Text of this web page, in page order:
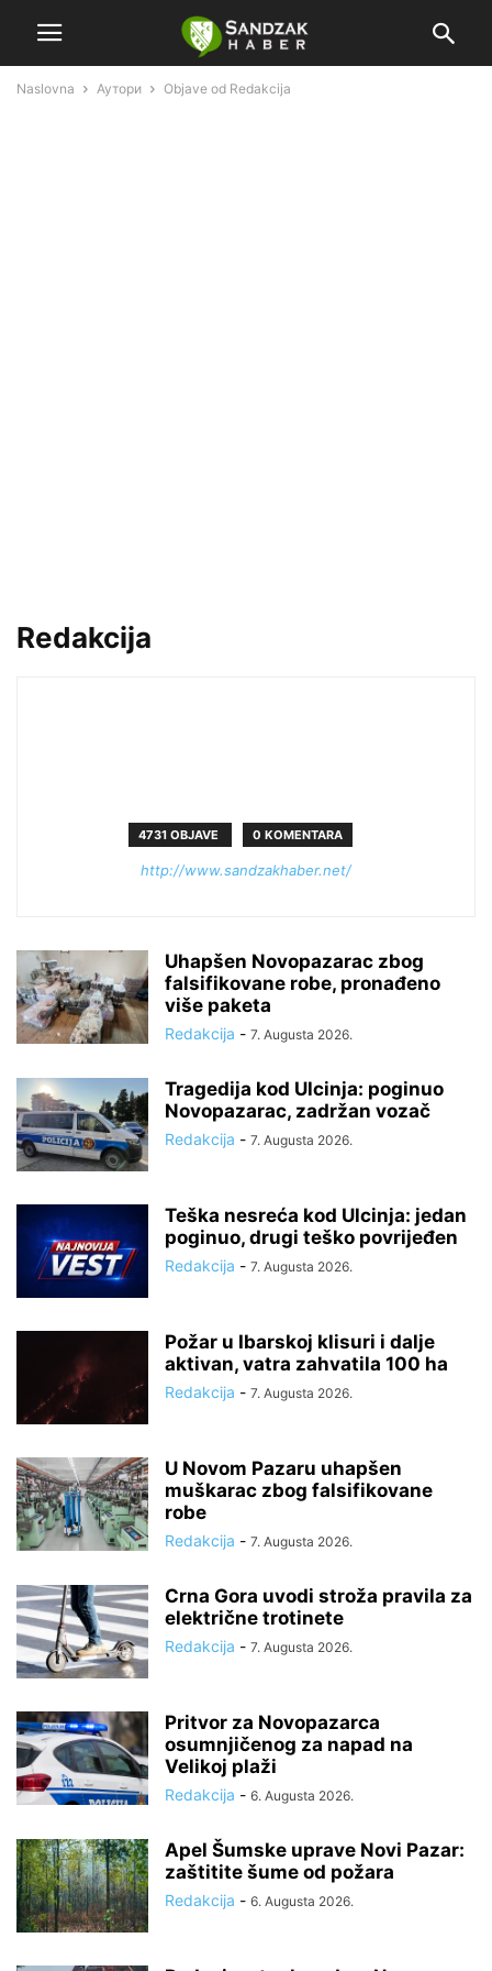
Naslovna Аутори Objave od Redakcija
Redakcija
4731 OBJAVE 0 KOMENTARA
http://www.sandzakhaber.net/
Uhapšen Novopazarac zbog
falsifikovane robe, pronađeno
više paketa
Redakcija - 7. Augusta 2026.
Tragedija kod Ulcinja: poginuo
Novopazarac, zadržan vozač
Redakcija - 7. Augusta 2026.
Teška nesreća kod Ulcinja: jedan
poginuo, drugi teško povrijeđen
Redakcija - 7. Augusta 2026.
Požar u Ibarskoj klisuri i dalje
aktivan, vatra zahvatila 100 ha
Redakcija - 7. Augusta 2026.
U Novom Pazaru uhapšen
muškarac zbog falsifikovane
robe
Redakcija - 7. Augusta 2026.
Crna Gora uvodi stroža pravila za
električne trotinetе
Redakcija - 7. Augusta 2026.
Pritvor za Novopazarca
osumnjičenog za napad na
Velikoj plaži
Redakcija - 6. Augusta 2026.
Apel Šumske uprave Novi Pazar:
zaštitite šume od požara
Redakcija - 6. Augusta 2026.